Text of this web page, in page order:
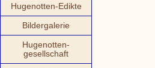
Hugenotten-Edikte
Bildergalerie
Hugenotten-
gesellschaft